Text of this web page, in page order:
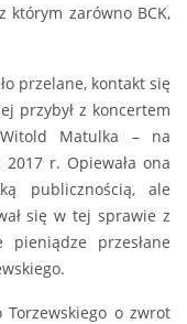
którym zarówno BCK,
przelane, kontakt się
przybył z koncertem
Matulka – na
r. Opiewała ona
publicznością, ale
się w tej sprawie z
przesłane
Torzewskiego o zwrot